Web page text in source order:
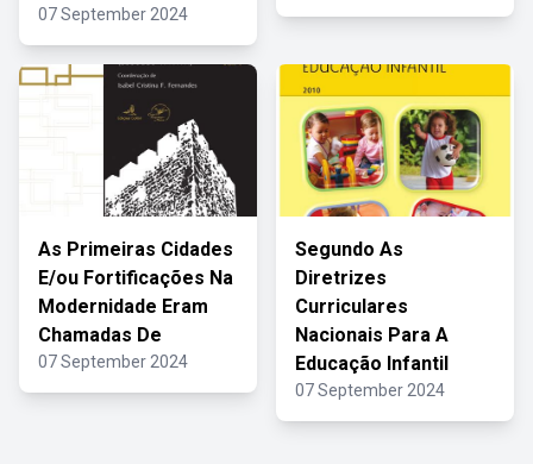
07 September 2024
As Primeiras Cidades
E/ou Fortificações Na
Modernidade Eram
Chamadas De
07 September 2024
Segundo As
Diretrizes
Curriculares
Nacionais Para A
Educação Infantil
07 September 2024